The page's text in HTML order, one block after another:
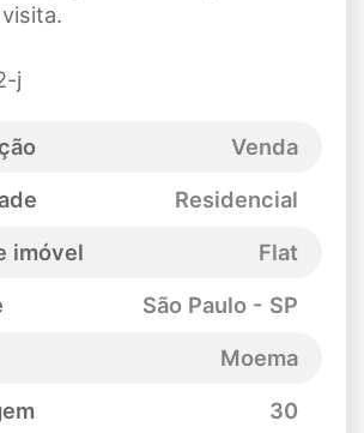
j
Venda
Residencial
imóvel
Flat
São Paulo - SP
Moema
30